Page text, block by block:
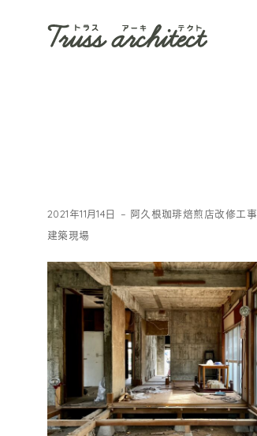
2021年11月14日 阿久根珈琲焙煎店改修工事
建築現場